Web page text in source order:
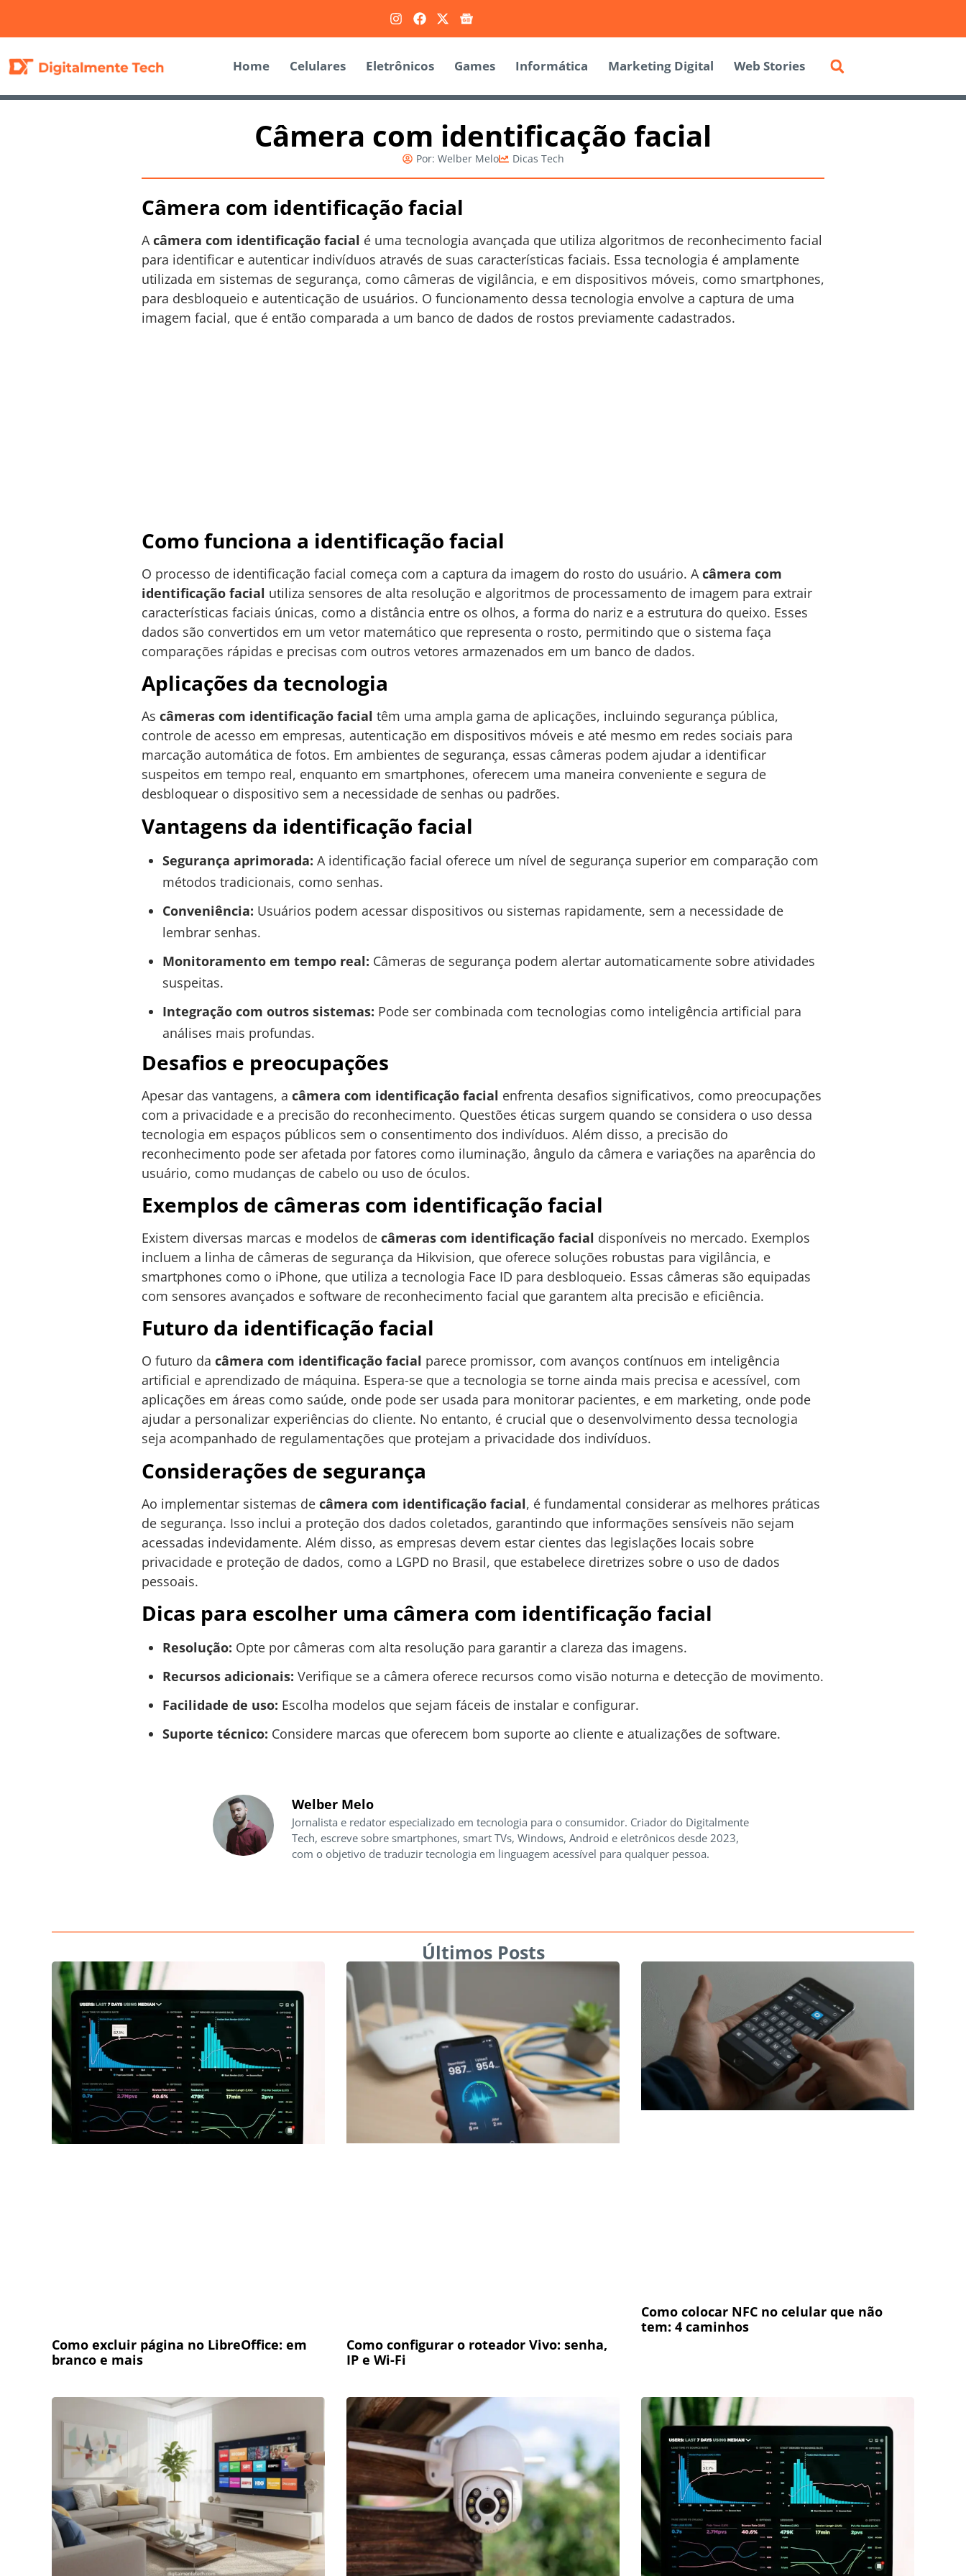
Home Celulares Eletrônicos Games Informática Marketing Digital Web Stories
Câmera com identificação facial
Por: Welber Melo Dicas Tech
Câmera com identificação facial
Acâmera com identificação facial é uma tecnologia avançada que utiliza algoritmos de reconhecimento facial
para identificar e autenticar indivíduos através de suas características faciais. Essa tecnologia é amplamente
utilizada em sistemas de segurança, como câmeras de vigilância, e em dispositivos móveis, como smartphones,
para desbloqueio e autenticação de usuários. O funcionamento dessa tecnologia envolve a captura de uma
imagem facial, que é então comparada a um banco de dados de rostos previamente cadastrados.
Como funciona a identificação facial
O processo de identificação facial começa com a captura da imagem do rosto do usuário. A câmera com
identificação facial utiliza sensores de alta resolução e algoritmos de processamento de imagem para extrair
características faciais únicas, como a distância entre os olhos, a forma do nariz e a estrutura do queixo. Esses
dados são convertidos em um vetor matemático que representa o rosto, permitindo que o sistema faça
comparações rápidas e precisas com outros vetores armazenados em um banco de dados.
Aplicações da tecnologia
As câmeras com identificação facial têm uma ampla gama de aplicações, incluindo segurança pública,
controle de acesso em empresas, autenticação em dispositivos móveis e até mesmo em redes sociais para
marcação automática de fotos. Em ambientes de segurança, essas câmeras podem ajudar a identificar
suspeitos em tempo real, enquanto em smartphones, oferecem uma maneira conveniente e segura de
desbloquear o dispositivo sem a necessidade de senhas ou padrões.
Vantagens da identificação facial
Segurança aprimorada: A identificação facial oferece um nível de segurança superior em comparação com
métodos tradicionais, como senhas.
Conveniência: Usuários podem acessar dispositivos ou sistemas rapidamente, sem a necessidade de
lembrar senhas.
Monitoramento em tempo real: Câmeras de segurança podem alertar automaticamente sobre atividades
suspeitas.
Integração com outros sistemas: Pode ser combinada com tecnologias como inteligência artificial para
análises mais profundas.
Desafios e preocupações
Apesar das vantagens, a câmera com identificação facial enfrenta desafios significativos, como preocupações
com a privacidade e a precisão do reconhecimento. Questões éticas surgem quando se considera o uso dessa
tecnologia em espaços públicos sem o consentimento dos indivíduos. Além disso, a precisão do
reconhecimento pode ser afetada por fatores como iluminação, ângulo da câmera e variações na aparência do
usuário, como mudanças de cabelo ou uso de óculos.
Exemplos de câmeras com identificação facial
Existem diversas marcas e modelos de câmeras com identificação facial disponíveis no mercado. Exemplos
incluem a linha de câmeras de segurança da Hikvision, que oferece soluções robustas para vigilância, e
smartphones como o iPhone, que utiliza a tecnologia Face ID para desbloqueio. Essas câmeras são equipadas
com sensores avançados e software de reconhecimento facial que garantem alta precisão e eficiência.
Futuro da identificação facial
O futuro da câmera com identificação facial parece promissor, com avanços contínuos em inteligência
artificial e aprendizado de máquina. Espera-se que a tecnologia se torne ainda mais precisa e acessível, com
aplicações em áreas como saúde, onde pode ser usada para monitorar pacientes, e em marketing, onde pode
ajudar a personalizar experiências do cliente. No entanto, é crucial que o desenvolvimento dessa tecnologia
seja acompanhado de regulamentações que protejam a privacidade dos indivíduos.
Considerações de segurança
Ao implementar sistemas de câmera com identificação facial, é fundamental considerar as melhores práticas
de segurança. Isso inclui a proteção dos dados coletados, garantindo que informações sensíveis não sejam
acessadas indevidamente. Além disso, as empresas devem estar cientes das legislações locais sobre
privacidade e proteção de dados, como a LGPD no Brasil, que estabelece diretrizes sobre o uso de dados
pessoais.
Dicas para escolher uma câmera com identificação facial
Resolução: Opte por câmeras com alta resolução para garantir a clareza das imagens.
Recursos adicionais: Verifique se a câmera oferece recursos como visão noturna e detecção de movimento.
Facilidade de uso: Escolha modelos que sejam fáceis de instalar e configurar.
Suporte técnico: Considere marcas que oferecem bom suporte ao cliente e atualizações de software.
Welber Melo
Jornalista e redator especializado em tecnologia para o consumidor. Criador do Digitalmente
Tech, escreve sobre smartphones, smart TVs, Windows, Android e eletrônicos desde 2023,
com o objetivo de traduzir tecnologia em linguagem acessível para qualquer pessoa.
Últimos Posts
Como excluir página no LibreOffice: em
branco e mais
Como configurar o roteador Vivo: senha,
IP e Wi-Fi
Como colocar NFC no celular que não
tem: 4 caminhos